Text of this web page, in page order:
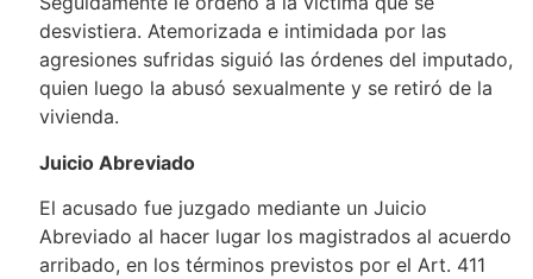
desvistiera. Atemorizada e intimidada por las
agresiones sufridas siguió las órdenes del imputado,
quien luego la abusó sexualmente y se retiró de la
vivienda.
Juicio Abreviado
El acusado fue juzgado mediante un Juicio
Abreviado al hacer lugar los magistrados al acuerdo
arribado, en los términos previstos por el Art. 411